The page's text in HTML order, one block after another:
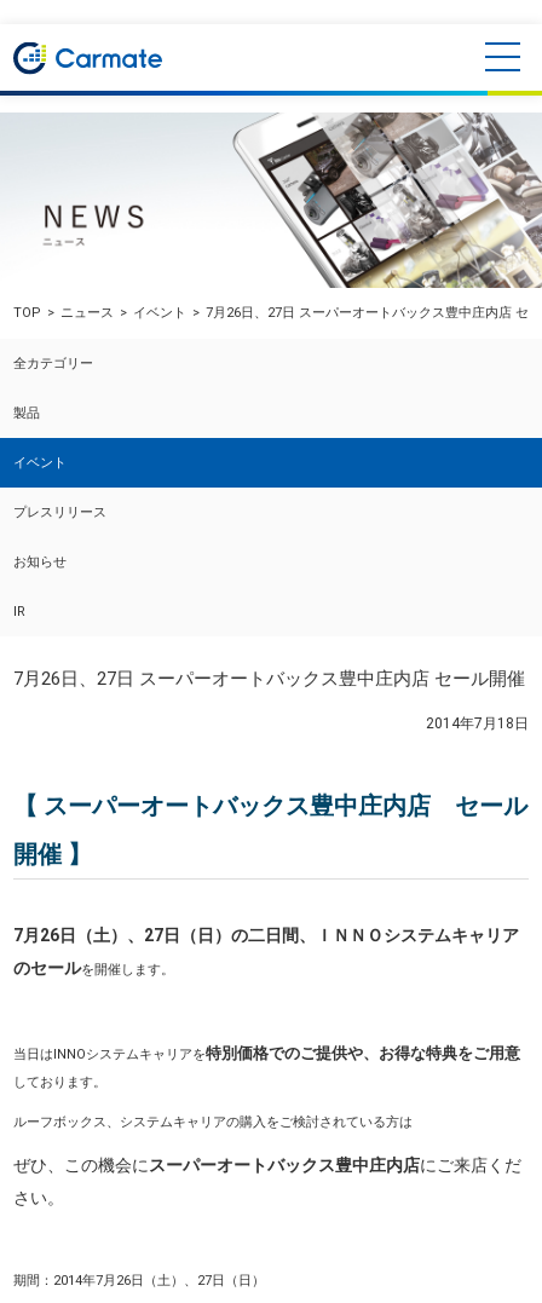
TOP ニュース イベント 7月26日、27日 スーパーオートバックス豊中庄内店 セ
全カテゴリー
製品
イベント
プレスリリース
お知らせ
IR
7月26日、27日 スーパーオートバックス豊中庄内店 セール開催
2014年7月18日
【 スーパーオートバックス豊中庄内店 セール
開催 】
7月26日（土）、27日（日）の二日間、ＩＮＮＯシステムキャリア
のセールを開催します。
当日はINNOシステムキャリアを特別価格でのご提供や、お得な特典をご用意
しております。
ルーフボックス、システムキャリアの購入をご検討されている方は
ぜひ、この機会に スーパーオートバックス豊中庄内店に ご来店くだ
さい。
期間：2014年7月26日（土）、27日（日）